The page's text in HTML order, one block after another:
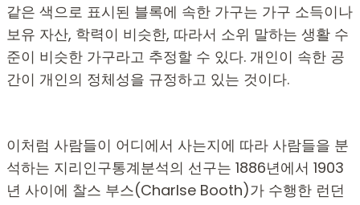
같은 색으로 표시된 블록에 속한 가구는 가구 소득이나
보유 자산, 학력이 비슷한, 따라서 소위 말하는 생활 수
준이 비슷한 가구라고 추정할 수 있다. 개인이 속한 공
간이 개인의 정체성을 규정하고 있는 것이다.
이처럼 사람들이 어디에서 사는지에 따라 사람들을 분
석하는 지리인구통계분석의 선구는 1886년에서 1903
년 사이에 찰스 부스(Charlse Booth)가 수행한 런던